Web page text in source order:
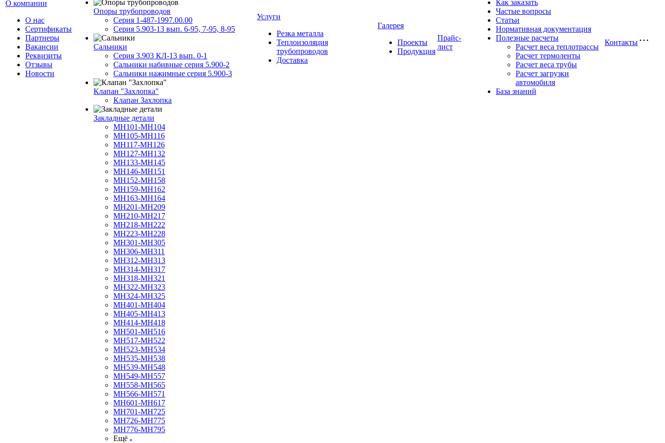
О компании
О нас
Сертификаты
Партнеры
Вакансии
Реквизиты
Отзывы
Новости
Опоры трубопроводов
Серия 1-487-1997.00.00
Серия 5.903-13 вып. 6-95, 7-95, 8-95
Сальники
Серия 3.903 КЛ-13 вып. 0-1
Сальники набивные серия 5.900-2
Сальники нажимные серия 5.900-3
Клапан "Захлопка"
Клапан Захлопка
Закладные детали
МН101-МН104
МН105-МН116
МН117-МН126
МН127-МН132
МН133-МН145
МН146-МН151
МН152-МН158
МН159-МН162
МН163-МН164
МН201-МН209
МН210-МН217
МН218-МН222
МН223-МН228
МН301-МН305
МН306-МН311
МН312-МН313
МН314-МН317
МН318-МН321
МН322-МН323
МН324-МН325
МН401-МН404
МН405-МН413
МН414-МН418
МН501-МН516
МН517-МН522
МН523-МН534
МН535-МН538
МН539-МН548
МН549-МН557
МН558-МН565
МН566-МН571
МН601-МН617
МН701-МН725
МН726-МН775
МН776-МН795
Ещё
Услуги
Резка металла
Теплоизоляция
трубопроводов
Доставка
Галерея
Проекты
Продукция
Прайс-
лист
Как заказать
Частые вопросы
Статьи
Нормативная документация
Полезные расчеты
Расчет веса теплотрассы
Расчет термоленты
Расчет веса трубы
Расчет загрузки
автомобиля
База знаний
Контакты